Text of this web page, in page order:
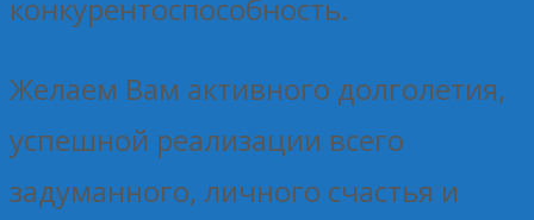
конкурентоспособность.
Желаем Вам активного долголетия,
успешной реализации всего
задуманного, личного счастья и